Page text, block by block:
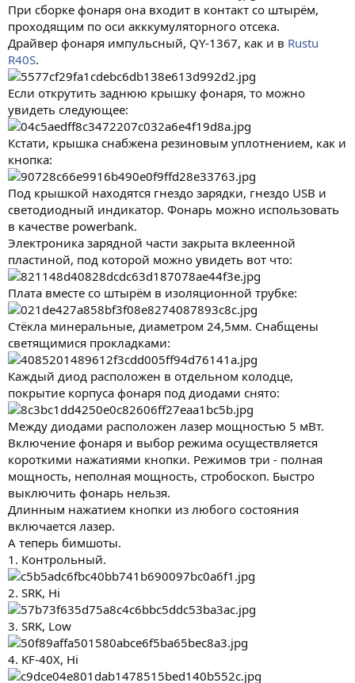
При сборке фонаря она входит в контакт со штырём,
проходящим по оси акккумуляторного отсека.
Драйвер фонаря импульсный, QY-1367, как и в Rustu
R40S.
Если открутить заднюю крышку фонаря, то можно
увидеть следующее:
Кстати, крышка снабжена резиновым уплотнением, как и
кнопка:
Под крышкой находятся гнездо зарядки, гнездо USB и
светодиодный индикатор. Фонарь можно использовать
в качестве powerbank.
Электроника зарядной части закрыта вклеенной
пластиной, под которой можно увидеть вот что:
Плата вместе со штырём в изоляционной трубке:
Стёкла минеральные, диаметром 24,5мм. Снабщены
светящимися прокладками:
Каждый диод расположен в отдельном колодце,
покрытие корпуса фонаря под диодами снято:
Между диодами расположен лазер мощностью 5 мВт.
Включение фонаря и выбор режима осуществляется
короткими нажатиями кнопки. Режимов три - полная
мощность, неполная мощность, стробоскоп. Быстро
выключить фонарь нельзя.
Длинным нажатием кнопки из любого состояния
включается лазер.
А теперь бимшоты.
1. Контрольный.
2. SRK, Hi
3. SRK, Low
4. KF-40X, Hi